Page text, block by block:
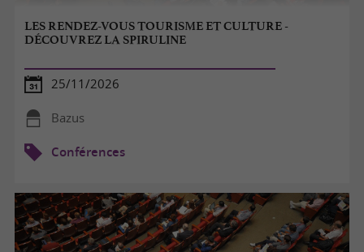
LES RENDEZ-VOUS TOURISME ET CULTURE -
DÉCOUVREZ LA SPIRULINE
25/11/2026
Bazus
Conférences